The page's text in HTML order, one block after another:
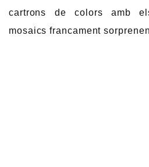
cartrons de colors amb
mosaics francament